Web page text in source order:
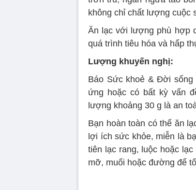
không chỉ chất lượng cuộc
Ăn lạc với lượng phù hợp
quá trình tiêu hóa và hấp
Lượng khuyến nghị:
Báo Sức khoẻ & Đời sống
ứng hoặc có bất kỳ vấn
lượng khoảng 30 g là an
Bạn hoàn toàn có thể ăn
lợi ích sức khỏe, miễn là
tiên lạc rang, luộc hoặc
mỡ, muối hoặc đường để